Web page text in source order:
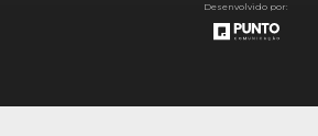
Desenvolvido por: